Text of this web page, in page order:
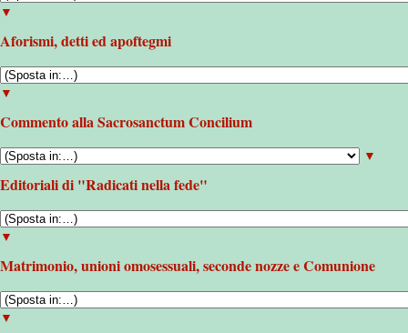
▼
Aforismi, detti ed apoftegmi
▼
Commento alla Sacrosanctum Concilium
▼
Editoriali di "Radicati nella fede"
▼
Matrimonio, unioni omosessuali, seconde nozze e Comunione
▼